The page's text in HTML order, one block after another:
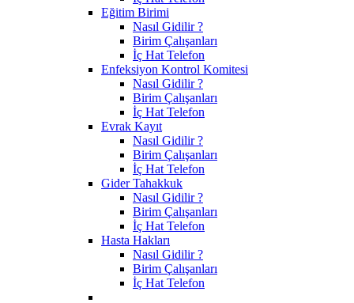
Eğitim Birimi
Nasıl Gidilir ?
Birim Çalışanları
İç Hat Telefon
Enfeksiyon Kontrol Komitesi
Nasıl Gidilir ?
Birim Çalışanları
İç Hat Telefon
Evrak Kayıt
Nasıl Gidilir ?
Birim Çalışanları
İç Hat Telefon
Gider Tahakkuk
Nasıl Gidilir ?
Birim Çalışanları
İç Hat Telefon
Hasta Hakları
Nasıl Gidilir ?
Birim Çalışanları
İç Hat Telefon